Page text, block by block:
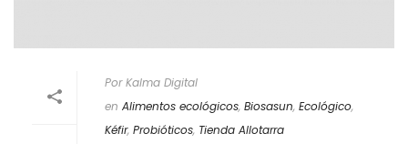
Por Kalma Digital
en Alimentos ecológicos, Biosasun, Ecológico,
Kéfir, Probióticos, Tienda Allotarra